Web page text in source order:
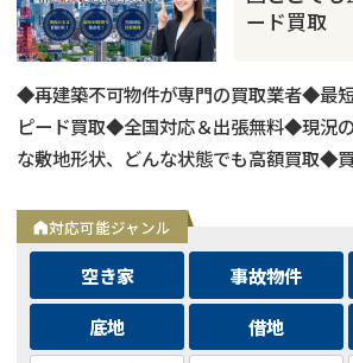
ード買取
◆再建築不可物件が専門の買取業者◆最
ピード買取◆全国対応＆出張無料◆現況
な敷地形状、どんな状態でも高額買取◆
トップ対応◆無料査定＆相談はフォーム
対応可能ジャンル
空き家 事故物件
底地
借地